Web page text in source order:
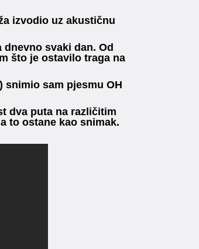
izvodio uz akustičnu
svaki dan. Od
što je ostavilo traga na
snimio sam pjesmu OH
dva puta na različitim
to ostane kao snimak.